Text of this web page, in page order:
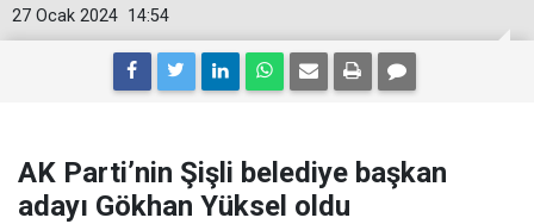
14:54
27 Ocak 2024
AK Parti’nin Şişli belediye başkan
adayı Gökhan Yüksel oldu